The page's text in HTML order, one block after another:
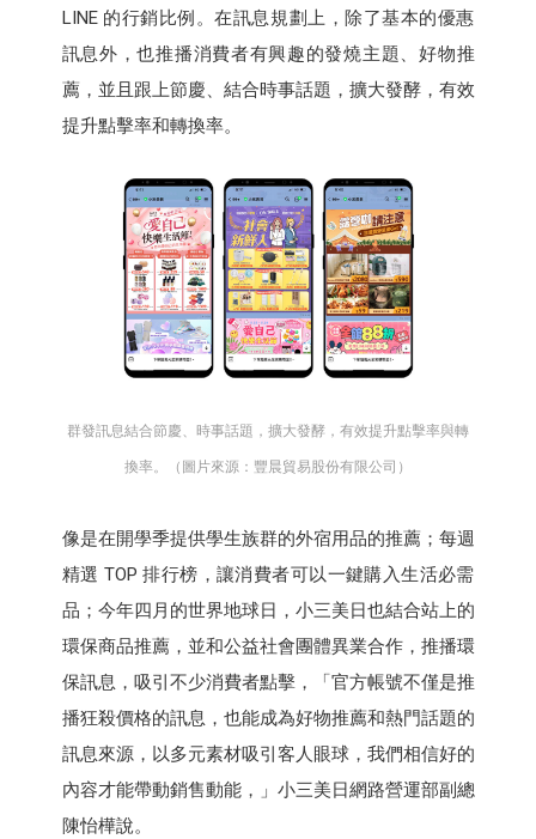
LINE 的行銷比例。在訊息規劃上，除了基本的優惠
訊息外，也推播消費者有興趣的發燒主題、好物推
薦，並且跟上節慶、結合時事話題，擴大發酵，有效
提升點擊率和轉換率。
群發訊息結合節慶、時事話題，擴大發酵，有效提升點擊率與轉
換率。（圖片來源：豐晨貿易股份有限公司）
像是在開學季提供學生族群的外宿用品的推薦；每週
精選 TOP 排行榜，讓消費者可以一鍵購入生活必需
品；今年四月的世界地球日，小三美日也結合站上的
環保商品推薦，並和公益社會團體異業合作，推播環
保訊息，吸引不少消費者點擊，「官方帳號不僅是推
播狂殺價格的訊息，也能成為好物推薦和熱門話題的
訊息來源，以多元素材吸引客人眼球，我們相信好的
內容才能帶動銷售動能，」小三美日網路營運部副總
陳怡樺說。